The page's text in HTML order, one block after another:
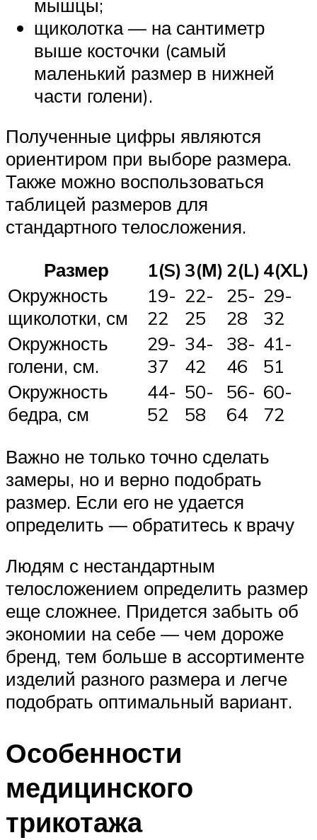
мышцы;
щиколотка — на сантиметр
выше косточки (самый
маленький размер в нижней
части голени).
Полученные цифры являются
ориентиром при выборе размера.
Также можно воспользоваться
таблицей размеров для
стандартного телосложения.
Размер
1(S) 3(М) 2(L) 4(XL)
Окружность
щиколотки, см
19-
22
22-
25
25-
28
29-
32
Окружность
голени, см.
29-
37
34-
42
38-
46
41-
51
Окружность
бедра, см
44-
52
50-
58
56-
64
60-
72
Важно не только точно сделать
замеры, но и верно подобрать
размер. Если его не удается
определить — обратитесь к врачу
Людям с нестандартным
телосложением определить размер
еще сложнее. Придется забыть об
экономии на себе — чем дороже
бренд, тем больше в ассортименте
изделий разного размера и легче
подобрать оптимальный вариант.
Особенности
медицинского
трикотажа